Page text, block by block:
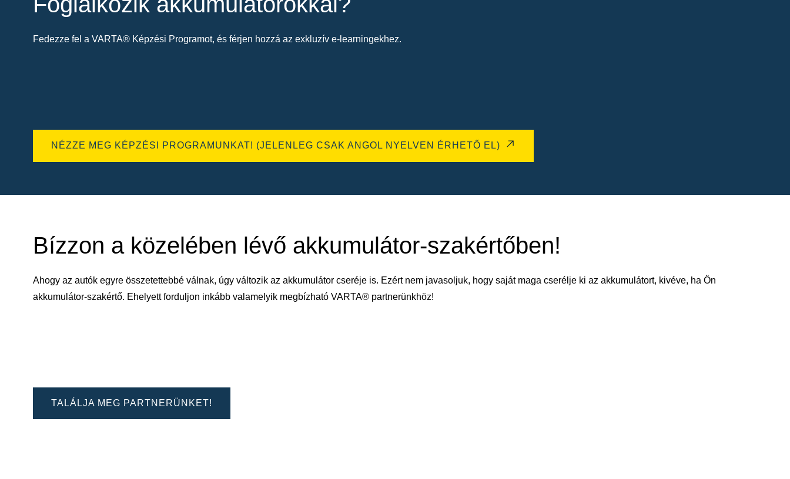
Fedezze fel a VARTA® Képzési Programot, és férjen hozzá az exkluzív e-learningekhez.
NÉZZE MEG KÉPZÉSI PROGRAMUNKAT! (JELENLEG CSAK ANGOL NYELVEN ÉRHETŐ EL)
Bízzon a közelében lévő akkumulátor-szakértőben!
Ahogy az autók egyre összetettebbé válnak, úgy változik az akkumulátor cseréje is. Ezért nem javasoljuk, hogy saját maga cserélje ki az akkumulátort, kivéve, ha Ön
akkumulátor-szakértő. Ehelyett forduljon inkább valamelyik megbízható VARTA® partnerünkhöz!
TALÁLJA MEG PARTNERÜNKET!